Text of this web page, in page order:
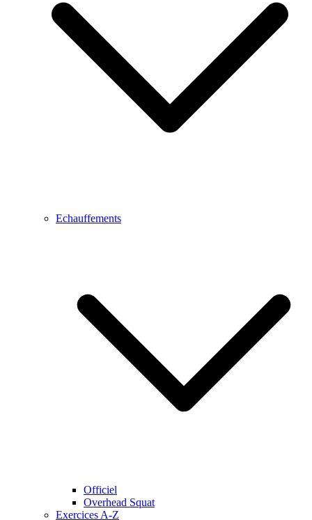
Echauffements
Officiel
Overhead Squat
Exercices A-Z